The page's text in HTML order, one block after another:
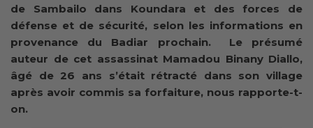
de Sambailo dans Koundara et des forces de
défense et de sécurité, selon les informations en
provenance du Badiar prochain. Le présumé
auteur de cet assassinat Mamadou Binany Diallo,
âgé de 26 ans s’était rétracté dans son village
après avoir commis sa forfaiture, nous rapporte-t-
on.